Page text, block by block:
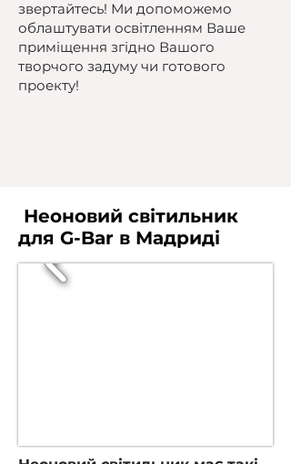
звертайтесь! Ми допоможемо
облаштувати освітленням Ваше
приміщення згідно Вашого
творчого задуму чи готового
проекту!
Неоновий світильник
для G-Bar в Мадриді